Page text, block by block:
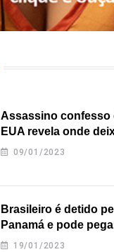
Assassino confesso
EUA revela onde
09/01/2023
Brasileiro é detido
Panamá e pode
nos EUA
19/01/2023